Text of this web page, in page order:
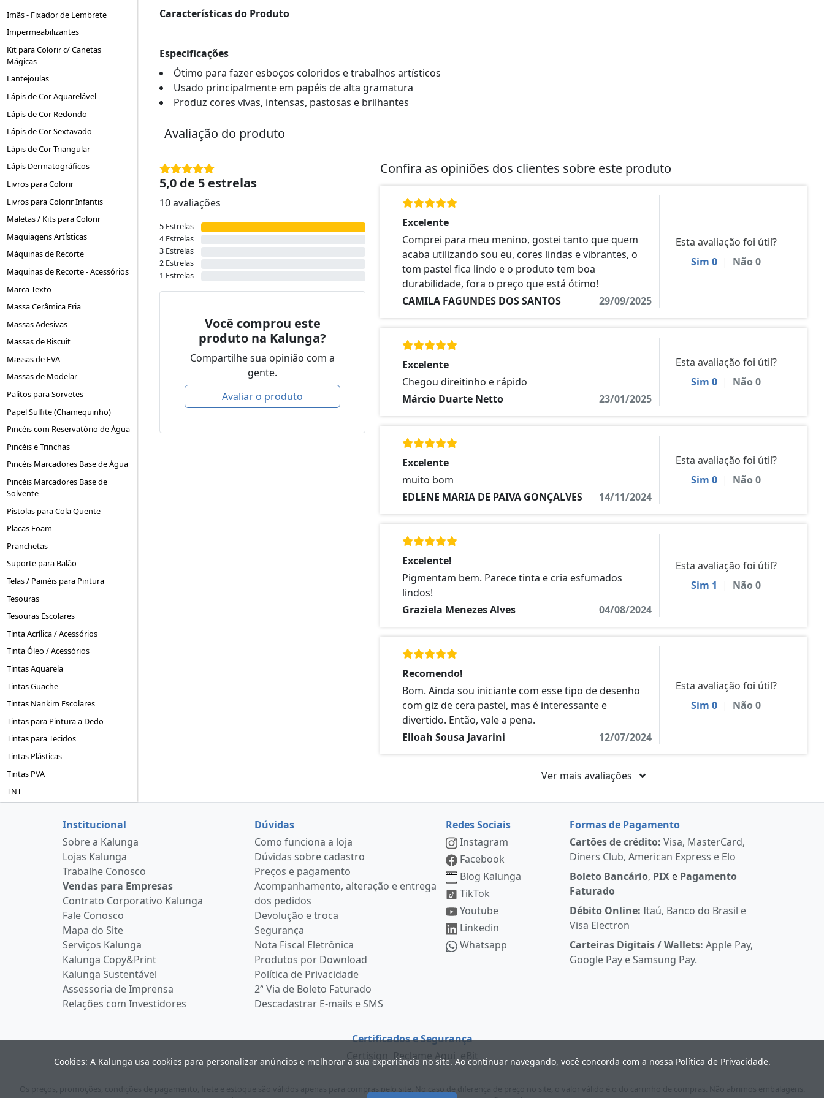
Imãs - Fixador de Lembrete
Impermeabilizantes
Kit para Colorir c/ Canetas
Mágicas
Lantejoulas
Lápis de Cor Aquarelável
Lápis de Cor Redondo
Lápis de Cor Sextavado
Lápis de Cor Triangular
Lápis Dermatográficos
Livros para Colorir
Livros para Colorir Infantis
Maletas / Kits para Colorir
Maquiagens Artísticas
Máquinas de Recorte
Maquinas de Recorte - Acessórios
Marca Texto
Massa Cerâmica Fria
Massas Adesivas
Massas de Biscuit
Massas de EVA
Massas de Modelar
Palitos para Sorvetes
Papel Sulfite (Chamequinho)
Pincéis com Reservatório de Água
Pincéis e Trinchas
Pincéis Marcadores Base de Água
Pincéis Marcadores Base de
Solvente
Pistolas para Cola Quente
Placas Foam
Pranchetas
Suporte para Balão
Telas / Painéis para Pintura
Tesouras
Tesouras Escolares
Tinta Acrílica / Acessórios
Tinta Óleo / Acessórios
Tintas Aquarela
Tintas Guache
Tintas Nankim Escolares
Tintas para Pintura a Dedo
Tintas para Tecidos
Tintas Plásticas
Tintas PVA
TNT
Características do Produto
Especificações
Ótimo para fazer esboços coloridos e trabalhos artísticos
Usado principalmente em papéis de alta gramatura
Produz cores vivas, intensas, pastosas e brilhantes
Avaliação do produto
5,0 de 5 estrelas
10 avaliações
5 Estrelas
4 Estrelas
3 Estrelas
2 Estrelas
1 Estrelas
Você comprou este
produto na Kalunga?
Compartilhe sua opinião com a
gente.
Avaliar o produto
Confira as opiniões dos clientes sobre este produto
Excelente
Comprei para meu menino, gostei tanto que quem
acaba utilizando sou eu, cores lindas e vibrantes, o
tom pastel fica lindo e o produto tem boa
durabilidade, fora o preço que está ótimo!
CAMILA FAGUNDES DOS SANTOS
29/09/2025
Esta avaliação foi útil?
Sim 0 | Não0
Excelente
Chegou direitinho e rápido
Márcio Duarte Netto
23/01/2025
Esta avaliação foi útil?
Sim 0 | Não0
Excelente
muito bom
EDLENE MARIA DE PAIVA GONÇALVES
14/11/2024
Esta avaliação foi útil?
Sim 0 | Não0
Excelente!
Pigmentam bem. Parece tinta e cria esfumados
lindos!
Graziela Menezes Alves
04/08/2024
Esta avaliação foi útil?
Sim 1 | Não0
Recomendo!
Bom. Ainda sou iniciante com esse tipo de desenho
com giz de cera pastel, mas é interessante e
divertido. Então, vale a pena.
Elloah Sousa Javarini
12/07/2024
Esta avaliação foi útil?
Sim 0 | Não0
Ver mais avaliações
Institucional
Sobre a Kalunga
Lojas Kalunga
Trabalhe Conosco
Vendas para Empresas
Contrato Corporativo Kalunga
Fale Conosco
Mapa do Site
Serviços Kalunga
Kalunga Copy&Print
Kalunga Sustentável
Assessoria de Imprensa
Relações com Investidores
Dúvidas
Como funciona a loja
Dúvidas sobre cadastro
Preços e pagamento
Acompanhamento, alteração e entrega
dos pedidos
Devolução e troca
Segurança
Nota Fiscal Eletrônica
Produtos por Download
Política de Privacidade
2ª Via de Boleto Faturado
Descadastrar E-mails e SMS
Redes Sociais
Instagram
Facebook
Blog Kalunga
TikTok
Youtube
Linkedin
Whatsapp
Formas de Pagamento
Cartões de crédito: Visa, MasterCard,
Diners Club, American Express e Elo
Boleto Bancário, PIX e Pagamento
Faturado
Débito Online: Itaú, Banco do Brasil e
Visa Electron
Carteiras Digitais / Wallets:Apple Pay,
Google Pay e Samsung Pay.
Certificados e Segurança
Certisign Reclame Aqui eBit
Os preços, promoções, condições de pagamento, frete e estoque são válidos apenas para compras pelo site. No caso de diferença de preço no site, o valor válido é o do carrinho de compras. Não abrimos embalagens.
Cookies: A Kalunga usa cookies para personalizar anúncios e melhorar a sua experiência no site. Ao continuar navegando, você concorda com a nossa Política de Privacidade.